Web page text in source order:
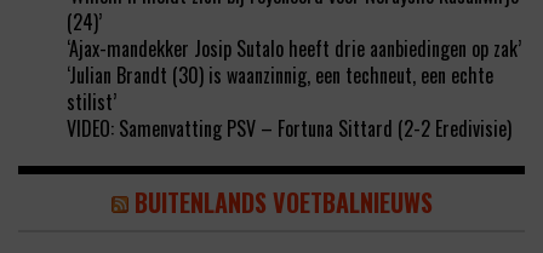
(24)’
‘Ajax-mandekker Josip Sutalo heeft drie aanbiedingen op zak’
‘Julian Brandt (30) is waanzinnig, een techneut, een echte
stilist’
VIDEO: Samenvatting PSV – Fortuna Sittard (2-2 Eredivisie)
BUITENLANDS VOETBALNIEUWS